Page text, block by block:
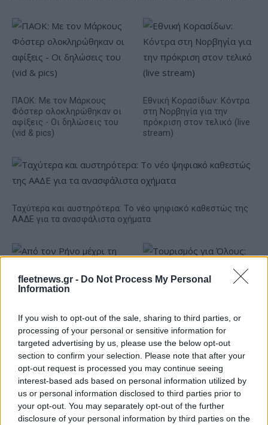
fleetnews.gr - Do Not Process My Personal
Information
If you wish to opt-out of the sale, sharing to third parties, or
processing of your personal or sensitive information for
targeted advertising by us, please use the below opt-out
section to confirm your selection. Please note that after your
opt-out request is processed you may continue seeing
interest-based ads based on personal information utilized by
us or personal information disclosed to third parties prior to
your opt-out. You may separately opt-out of the further
disclosure of your personal information by third parties on the
ΠΑΟΚ: Με τον Μάρκους
Φόστερ ολοκληρώθηκαν οι
αφίξεις - Οι δηλώσεις του
(vid & pics)
Εθνική Κορασίδων: Κόντρα
στη Νορβηγία για την
πρόκριση στον τελικό (live
stream)
Ταχύτερα και αυστηρότερα: Το νέο ψηφιακό καθεστώς της
ΑΑΔΕ για τα ανασφάλιστα οχήματα
Από τον Ρήνο μέχρι τη
Μεσόγειο: Η κλιματική
κρίση παραλύει την
ευρωπαϊκή οικονομία
Τουρισμός για Όλους:
Kατάθεση αιτήσεων
ανεξάρτητα από το
τελευταίο ψηφίο του ΑΦΜ